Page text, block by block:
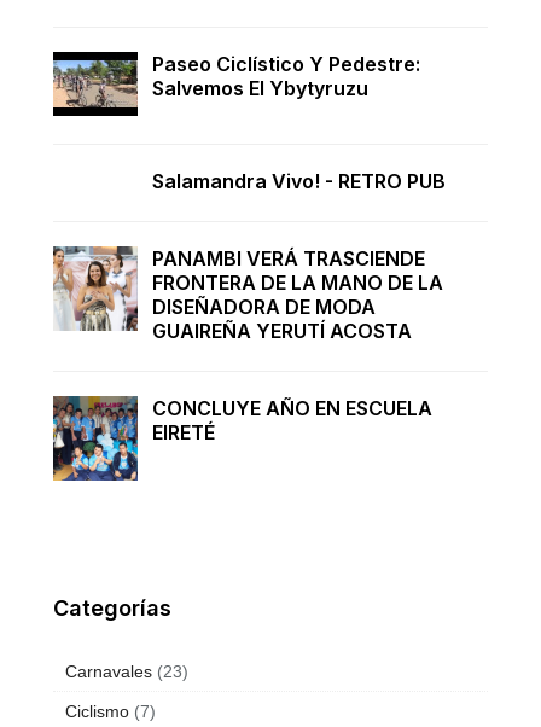
Paseo Ciclístico Y Pedestre:
Salvemos El Ybytyruzu
Salamandra Vivo! - RETRO PUB
PANAMBI VERÁ TRASCIENDE
FRONTERA DE LA MANO DE LA
DISEÑADORA DE MODA
GUAIREÑA YERUTÍ ACOSTA
CONCLUYE AÑO EN ESCUELA
EIRETÉ
Categorías
Carnavales (23)
Ciclismo (7)